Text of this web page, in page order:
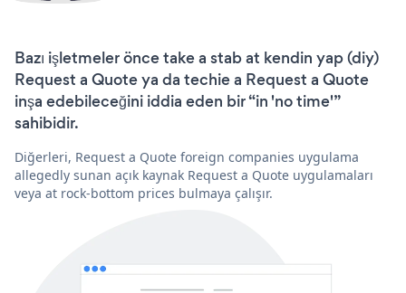
Bazı işletmeler önce take a stab at kendin yap (diy)
Request a Quote ya da techie a Request a Quote
inşa edebileceğini iddia eden bir “in 'no time'”
sahibidir.
Diğerleri, Request a Quote foreign companies uygulama
allegedly sunan açık kaynak Request a Quote uygulamaları
veya at rock-bottom prices bulmaya çalışır.